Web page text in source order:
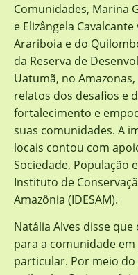
Comunidades, Marina
e Elizângela
Arariboia e do
da Reserva de
Uatumã, no
relatos dos desafios e
fortalecimento e
suas comunidades. A
locais contou com
Sociedade, População
Instituto de
Amazônia (IDESAM).
Natália Alves disse
para a comunidade
particular. Por meio